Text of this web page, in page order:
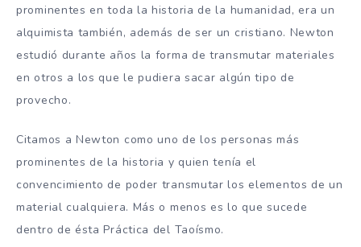
prominentes en toda la historia de la humanidad, era un
alquimista también, además de ser un cristiano. Newton
estudió durante años la forma de transmutar materiales
en otros a los que le pudiera sacar algún tipo de
provecho.
Citamos a Newton como uno de los personas más
prominentes de la historia y quien tenía el
convencimiento de poder transmutar los elementos de un
material cualquiera. Más o menos es lo que sucede
dentro de ésta Práctica del Taoísmo.